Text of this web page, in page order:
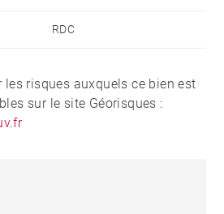
RDC
risques auxquels ce bien est
sur le site Géorisques :